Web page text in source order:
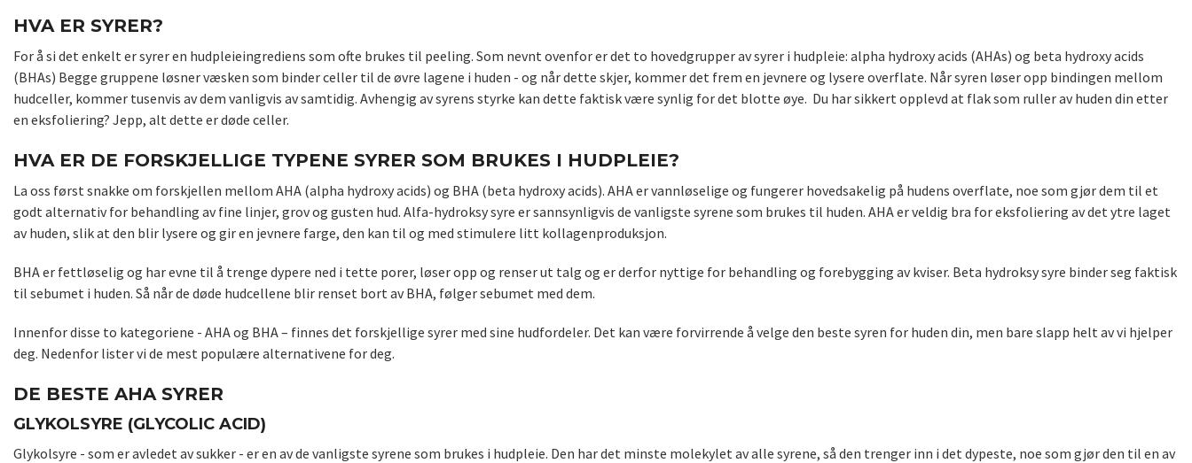
HVA ER SYRER?
For å si det enkelt er syrer en hudpleieingrediens som ofte brukes til peeling. Som nevnt ovenfor er det to hovedgrupper av syrer i hudpleie: alpha hydroxy acids (AHAs) og beta hydroxy acids
(BHAs) Begge gruppene løsner væsken som binder celler til de øvre lagene i huden - og når dette skjer, kommer det frem en jevnere og lysere overflate. Når syren løser opp bindingen mellom
hudceller, kommer tusenvis av dem vanligvis av samtidig. Avhengig av syrens styrke kan dette faktisk være synlig for det blotte øye. Du har sikkert opplevd at flak som ruller av huden din etter
en eksfoliering? Jepp, alt dette er døde celler.
HVA ER DE FORSKJELLIGE TYPENE SYRER SOM BRUKES I HUDPLEIE?
La oss først snakke om forskjellen mellom AHA (alpha hydroxy acids) og BHA (beta hydroxy acids). AHA er vannløselige og fungerer hovedsakelig på hudens overflate, noe som gjør dem til et
godt alternativ for behandling av fine linjer, grov og gusten hud. Alfa-hydroksy syre er sannsynligvis de vanligste syrene som brukes til huden. AHA er veldig bra for eksfoliering av det ytre laget
av huden, slik at den blir lysere og gir en jevnere farge, den kan til og med stimulere litt kollagenproduksjon.
BHA er fettløselig og har evne til å trenge dypere ned i tette porer, løser opp og renser ut talg og er derfor nyttige for behandling og forebygging av kviser. Beta hydroksy syre binder seg faktisk
til sebumet i huden. Så når de døde hudcellene blir renset bort av BHA, følger sebumet med dem.
Innenfor disse to kategoriene - AHA og BHA – finnes det forskjellige syrer med sine hudfordeler. Det kan være forvirrende å velge den beste syren for huden din, men bare slapp helt av vi hjelper
deg. Nedenfor lister vi de mest populære alternativene for deg.
DE BESTE AHA SYRER
GLYKOLSYRE (GLYCOLIC ACID)
Glykolsyre - som er avledet av sukker - er en av de vanligste syrene som brukes i hudpleie. Den har det minste molekylet av alle syrene, så den trenger inn i det dypeste, noe som gjør den til en av